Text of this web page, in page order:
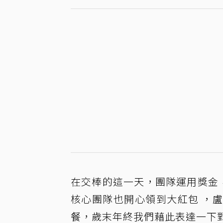
在交棒的這一天，團隊運用獎
核心團隊也開心領到大紅包 ，
餐，歲末年終我們藉此表達一下